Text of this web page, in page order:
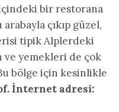
bir restorana
çıkıp güzel,
tipik Alplerdeki
ve yemekleri de çok
bölge için kesinlikle
İnternet adresi: